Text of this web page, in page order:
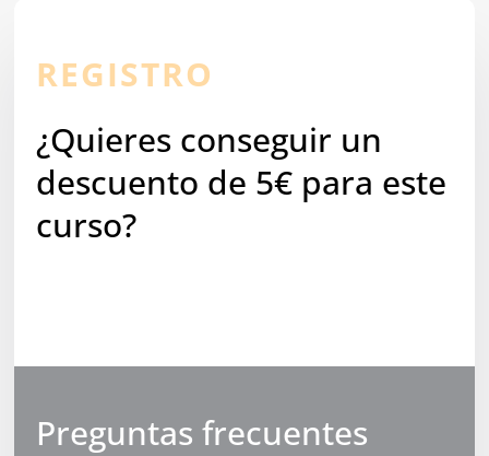
REGISTRO
¿Quieres conseguir un
descuento de 5€ para este
curso?
Preguntas frecuentes